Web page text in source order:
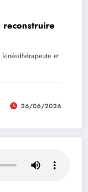
reconstruire
et
26/06/2026